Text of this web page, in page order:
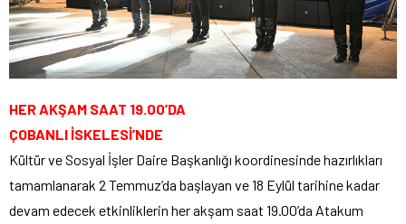
HER AKŞAM SAAT 19.00’DA
ÇOBANLI İSKELESİ’NDE
Kültür ve Sosyal İşler Daire Başkanlığı koordinesinde hazırlıkları
tamamlanarak 2 Temmuz’da başlayan ve 18 Eylül tarihine kadar
devam edecek etkinliklerin her akşam saat 19.00’da Atakum